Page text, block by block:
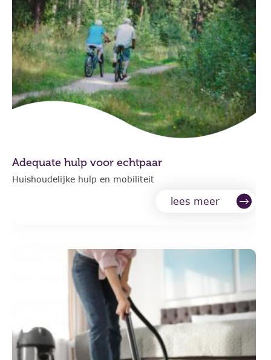
Adequate hulp voor echtpaar
Huishoudelijke hulp en mobiliteit
lees meer